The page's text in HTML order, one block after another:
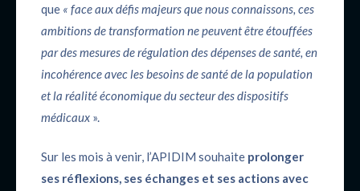
que « face aux défis majeurs que nous connaissons, ces
ambitions de transformation ne peuvent être étouffées
par des mesures de régulation des dépenses de santé, en
incohérence avec les besoins de santé de la population
et la réalité économique du secteur des dispositifs
médicaux ».
Sur les mois à venir, l’APIDIM souhaite prolonger
ses réflexions, ses échanges et ses actions avec